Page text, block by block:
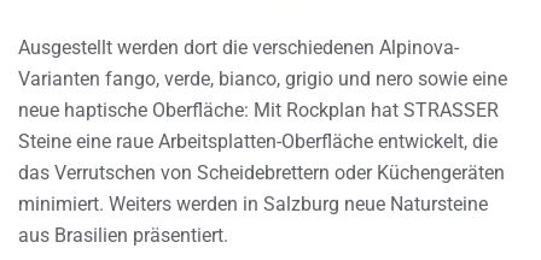
Ausgestellt werden dort die verschiedenen Alpinova-
Varianten fango, verde, bianco, grigio und nero sowie eine
neue haptische Oberfläche: Mit Rockplan hat STRASSER
Steine eine raue Arbeitsplatten-Oberfläche entwickelt, die
das Verrutschen von Scheidebrettern oder Küchengeräten
minimiert. Weiters werden in Salzburg neue Natursteine
aus Brasilien präsentiert.